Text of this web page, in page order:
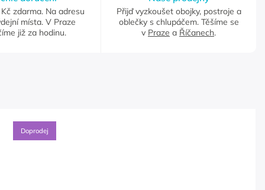
zdarma. Na adresu
místa. V Praze
již za hodinu.
Přijď vyzkoušet obojky, postroje a
oblečky s chlupáčem. Těšíme se
v Praze a Říčanech.
Doprodej